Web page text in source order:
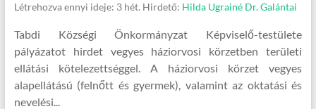
Létrehozva ennyi ideje: 3 hét. Hirdető: Hilda Ugrainé Dr. Galántai
Tabdi Községi Önkormányzat Képviselő-testülete
pályázatot hirdet vegyes háziorvosi körzetben területi
ellátási kötelezettséggel. A háziorvosi körzet vegyes
alapellátású (felnőtt és gyermek), valamint az oktatási és
nevelési...